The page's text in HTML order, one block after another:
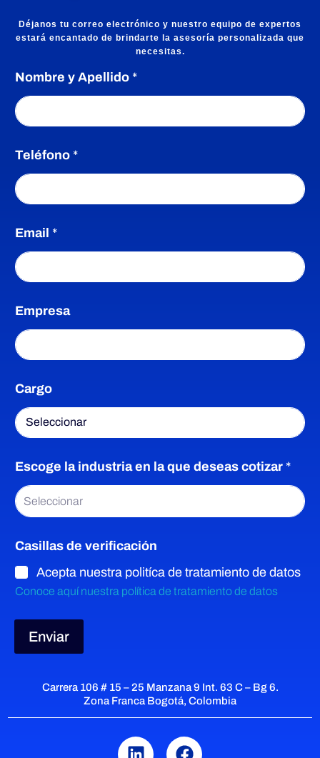
Déjanos tu correo electrónico y nuestro equipo de expertos
estará encantado de brindarte la asesoría personalizada que
necesitas.
Nombre y Apellido *
Teléfono *
Email *
Empresa
s
c
o
g
N
m
b
e
o
t
z
Cargo
Escoge la industria en la que deseas cotizar *
Seleccionar
Casillas de verificación
Acepta nuestra politíca de tratamiento de datos
Conoce aquí nuestra política de tratamiento de datos
Enviar
Carrera 106 # 15 – 25 Manzana 9 Int. 63 C – Bg 6.
Zona Franca Bogotá, Colombia